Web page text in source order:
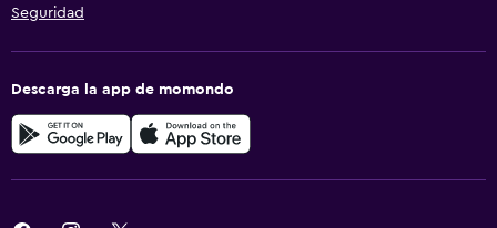
Seguridad
Descarga la app de momondo